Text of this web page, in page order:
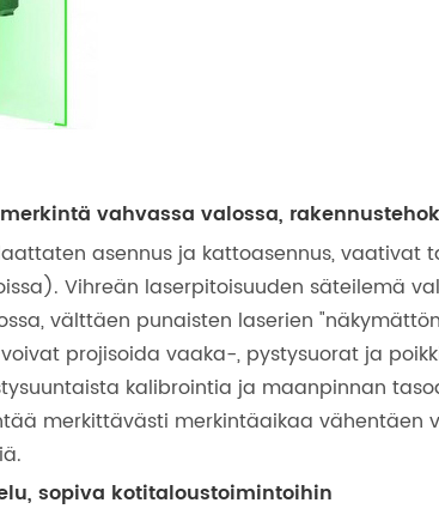
vahvassa valossa,
asennus ja kattoasennus, vaativat
Vihreän laserpitoisuuden säteilemä
välttäen punaisten laserien
projisoida vaaka-, pystysuorat ja
kalibrointia ja maanpinnan
merkittävästi merkintäaikaa vähentäen
sopiva kotitaloustoimintoihin